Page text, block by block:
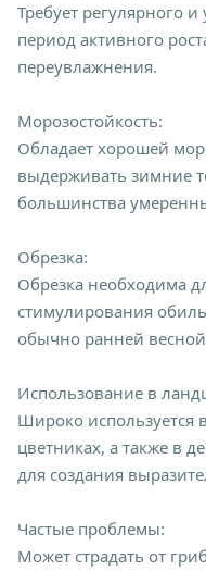
Требует регулярного
период активного
переувлажнения.
Морозостойкость:
Обладает хорошей
выдерживать зимние
большинства
Обрезка:
Обрезка необходима
стимулирования
обычно ранней
Использование в
Широко используется
цветниках, а также в
для создания
Частые проблемы:
Может страдать от